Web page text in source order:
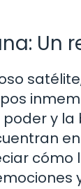
Un
y
cómo